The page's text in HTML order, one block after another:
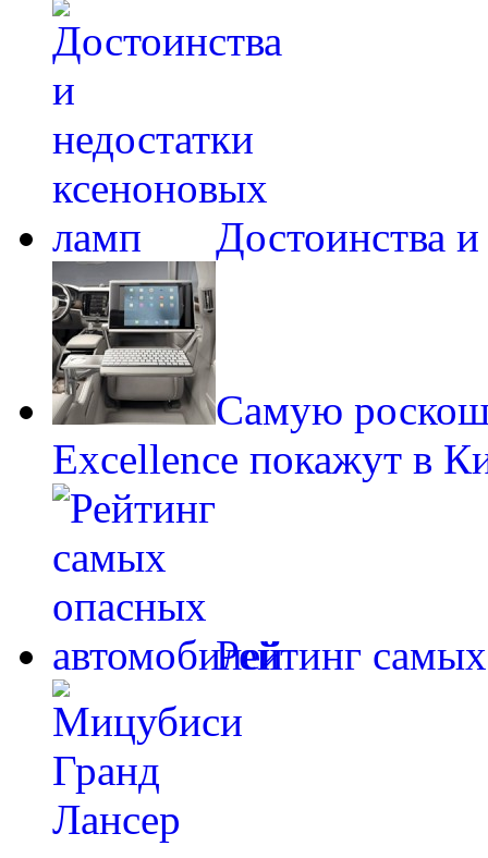
Достоинства
Самую
Excellence покажут в
Рейтинг